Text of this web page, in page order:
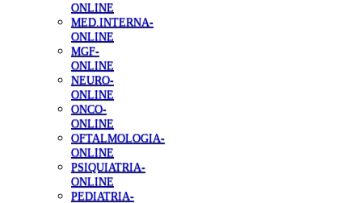
ONLINE
MED.INTERNA-
ONLINE
MGF-
ONLINE
NEURO-
ONLINE
ONCO-
ONLINE
OFTALMOLOGIA-
ONLINE
PSIQUIATRIA-
ONLINE
PEDIATRIA-